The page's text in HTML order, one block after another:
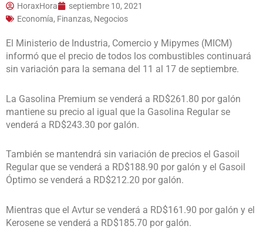
HoraxHora
septiembre 10, 2021
Economía, Finanzas, Negocios
El Ministerio de Industria, Comercio y Mipymes (MICM)
informó que el precio de todos los combustibles continuará
sin variación para la semana del 11 al 17 de septiembre.
La Gasolina Premium se venderá a RD$261.80 por galón
mantiene su precio al igual que la Gasolina Regular se
venderá a RD$243.30 por galón.
También se mantendrá sin variación de precios el Gasoil
Regular que se venderá a RD$188.90 por galón y el Gasoil
Óptimo se venderá a RD$212.20 por galón.
Mientras que el Avtur se venderá a RD$161.90 por galón y el
Kerosene se venderá a RD$185.70 por galón.